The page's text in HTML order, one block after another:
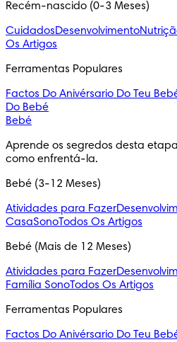
Recém-nascido (0-3 Meses)
CuidadosDesenvolvimento
Os Artigos
Ferramentas Populares
Factos Do Anivérsario Do Teu
Do Bebé
Bebé
Aprende os segredos desta
como enfrentá-la.
Bebé (3-12 Meses)
Atividades para Fazer
CasaSonoTodos Os Artigos
Bebé (Mais de 12 Meses)
Atividades para Fazer
Família SonoTodos Os Artigos
Ferramentas Populares
Factos Do Anivérsario Do Teu